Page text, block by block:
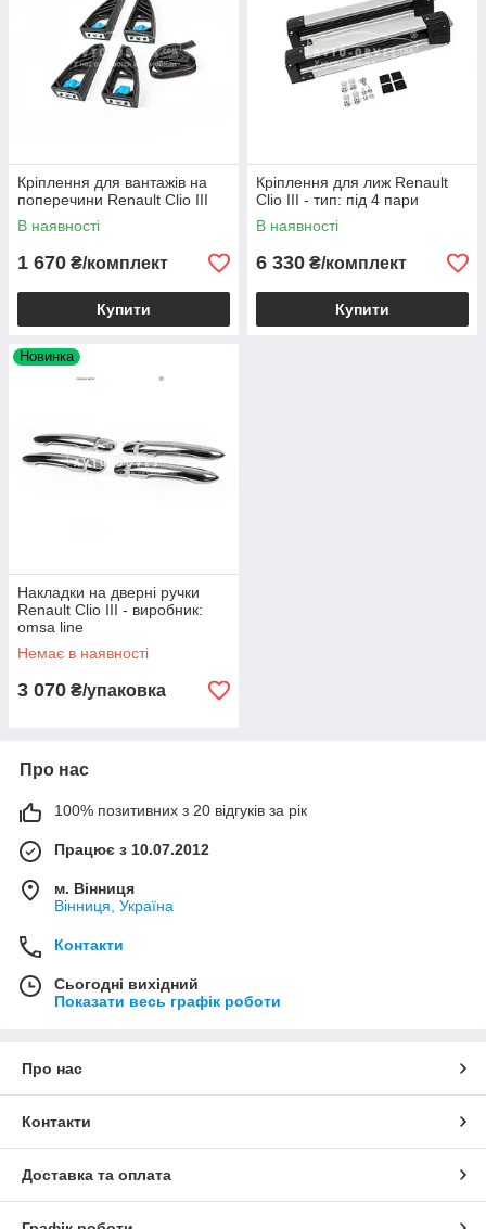
Кріплення для вантажів на
поперечини Renault Clio III
В наявності
1 670 ₴/комплект
Купити
Кріплення для лиж Renault
Clio III - тип: під 4 пари
В наявності
6 330 ₴/комплект
Купити
Новинка
Накладки на дверні ручки
Renault Clio III - виробник:
omsa line
Немає в наявності
3 070 ₴/упаковка
Про нас
100% позитивних з 20 відгуків за рік
Працює з 10.07.2012
м. Вінниця
Вінниця, Україна
Контакти
Сьогодні вихідний
Показати весь графік роботи
Про нас
Контакти
Доставка та оплата